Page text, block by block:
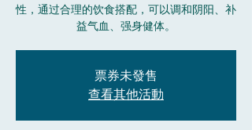
性，通过合理的饮食搭配，可以调和阴阳、补
益气血、强身健体。
票券未發售
查看其他活動